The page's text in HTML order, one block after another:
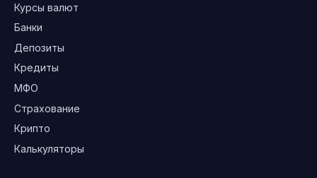
Курсы валют
Банки
Депозиты
Кредиты
МФО
Страхование
Крипто
Калькуляторы